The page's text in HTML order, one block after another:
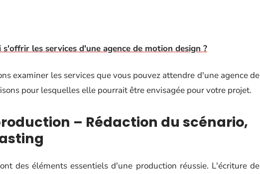
s'offrir les services d'une agence de motion design ?
examiner les services que vous pouvez attendre d'une agence de
pour lesquelles elle pourrait être envisagée pour votre projet.
– Rédaction du scénario,
des éléments essentiels d'une production réussie. L'écriture de